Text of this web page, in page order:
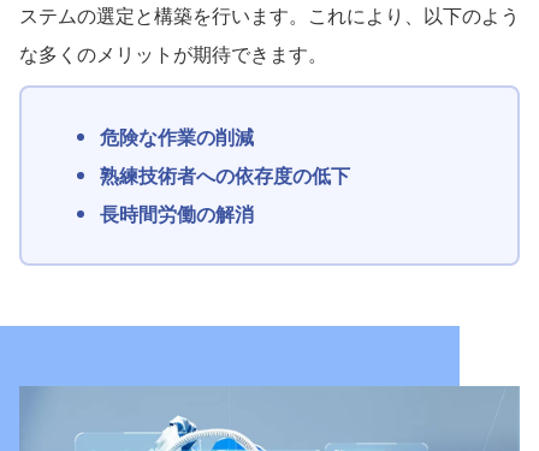
ステムの選定と構築を行います。これにより、以下のよう
な多くのメリットが期待できます。
危険な作業の削減
熟練技術者への依存度の低下
長時間労働の解消